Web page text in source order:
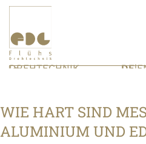
DREHTECHNIK
VENTILE
SYSTEMTECHNIK
BAUGRUPPEN
STELLENPORTAL
DE|
WIE HART SIND
ALUMINIUM UND